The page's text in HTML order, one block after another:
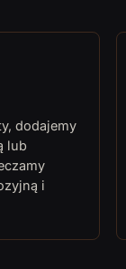
dodajemy
lub
i